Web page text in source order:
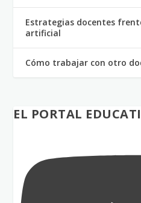
Estrategias docentes
artificial
Cómo trabajar con otro
EL PORTAL